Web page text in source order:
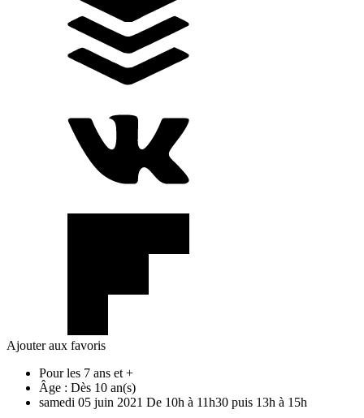
Ajouter aux favoris
Pour les 7 ans et +
Âge : Dès 10 an(s)
samedi 05 juin 2021 De 10h à 11h30 puis 13h à 15h